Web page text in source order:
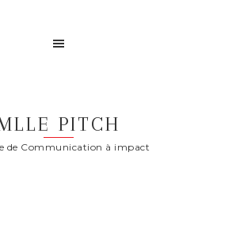
PITCH
de Communication à impact